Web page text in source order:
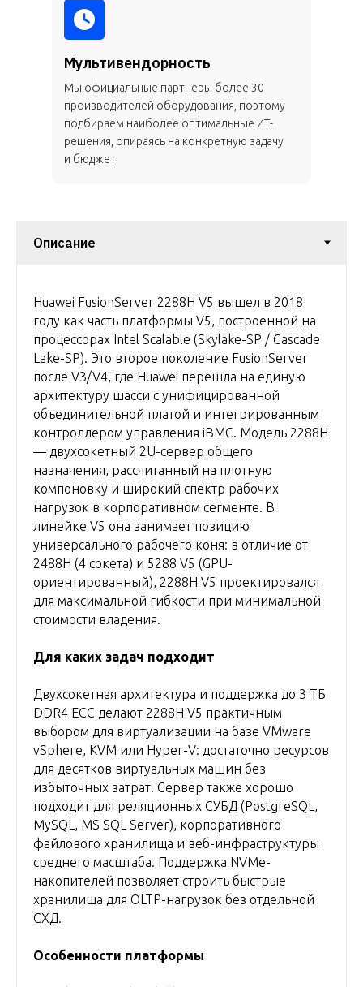
Мультивендорность
Мы официальные партнеры более 30
производителей оборудования, поэтому
подбираем наиболее оптимальные ИТ-
решения, опираясь на конкретную задачу
и бюджет
Huawei FusionServer 2288H V5 вышел в 2018
году как часть платформы V5, построенной на
процессорах Intel Scalable (Skylake-SP / Cascade
Lake-SP). Это второе поколение FusionServer
после V3/V4, где Huawei перешла на единую
архитектуру шасси с унифицированной
объединительной платой и интегрированным
контроллером управления iBMC. Модель 2288H
— двухсокетный 2U-сервер общего
назначения, рассчитанный на плотную
компоновку и широкий спектр рабочих
нагрузок в корпоративном сегменте. В
линейке V5 она занимает позицию
универсального рабочего коня: в отличие от
2488H (4 сокета) и 5288 V5 (GPU-
ориентированный), 2288H V5 проектировался
для максимальной гибкости при минимальной
стоимости владения.
Для каких задач подходит
Двухсокетная архитектура и поддержка до 3 ТБ
DDR4 ECC делают 2288H V5 практичным
выбором для виртуализации на базе VMware
vSphere, KVM или Hyper-V: достаточно ресурсов
для десятков виртуальных машин без
избыточных затрат. Сервер также хорошо
подходит для реляционных СУБД (PostgreSQL,
MySQL, MS SQL Server), корпоративного
файлового хранилища и веб-инфраструктуры
среднего масштаба. Поддержка NVMe-
накопителей позволяет строить быстрые
хранилища для OLTP-нагрузок без отдельной
СХД.
Особенности платформы